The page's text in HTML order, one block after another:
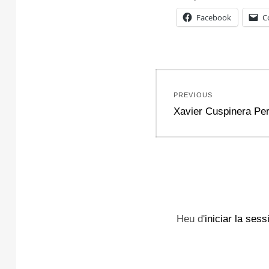
Facebook
d'entrades
PREVIOUS
Previous
Xavier Cuspinera
Heu d'iniciar la